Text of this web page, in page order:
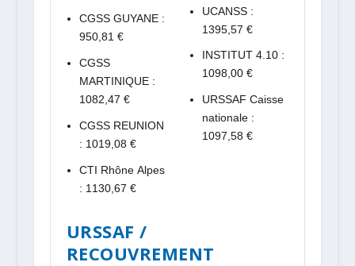
CGSS GUYANE :
950,81 €
CGSS
MARTINIQUE :
1082,47 €
CGSS REUNION
: 1019,08 €
CTI Rhône Alpes
: 1130,67 €
UCANSS :
1395,57 €
INSTITUT 4.10 :
1098,00 €
URSSAF Caisse
nationale :
1097,58 €
URSSAF /
RECOUVREMENT